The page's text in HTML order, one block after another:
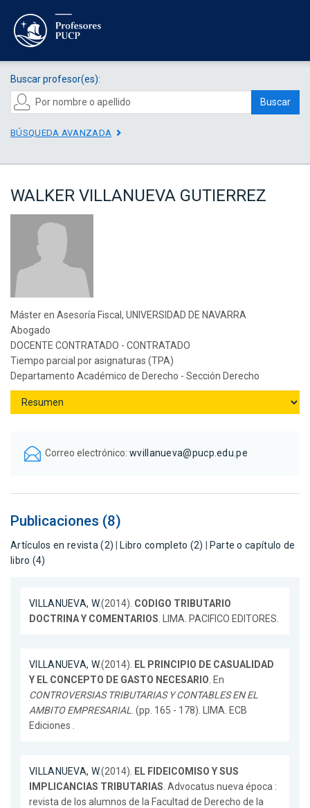
Buscar profesor(es):
Buscar
BÚSQUEDA AVANZADA
WALKER VILLANUEVA GUTIERREZ
Máster en Asesoría Fiscal, UNIVERSIDAD DE NAVARRA
Abogado
DOCENTE CONTRATADO - CONTRATADO
Tiempo parcial por asignaturas (TPA)
Departamento Académico de Derecho - Sección Derecho
Correo electrónico: wvillanueva@pucp.edu.pe
Publicaciones (8)
Artículos en revista (2) Libro completo (2)
Parte o capítulo de
libro (4)
VILLANUEVA, W.(2014). CODIGO TRIBUTARIO
DOCTRINA Y COMENTARIOS . LIMA. PACIFICO EDITORES.
VILLANUEVA, W.(2014).
EL PRINCIPIO DE CASUALIDAD
Y EL CONCEPTO DE GASTO NECESARIO . En
CONTROVERSIAS TRIBUTARIAS Y CONTABLES EN EL
AMBITO EMPRESARIAL . (pp. 165 - 178). LIMA. ECB
Ediciones .
VILLANUEVA, W.(2014).
EL FIDEICOMISO Y SUS
IMPLICANCIAS TRIBUTARIAS . Advocatus nueva época :
revista de los alumnos de la Facultad de Derecho de la